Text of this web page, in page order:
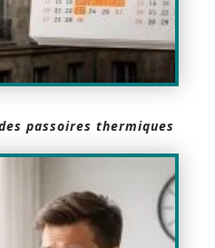
passoires thermiques